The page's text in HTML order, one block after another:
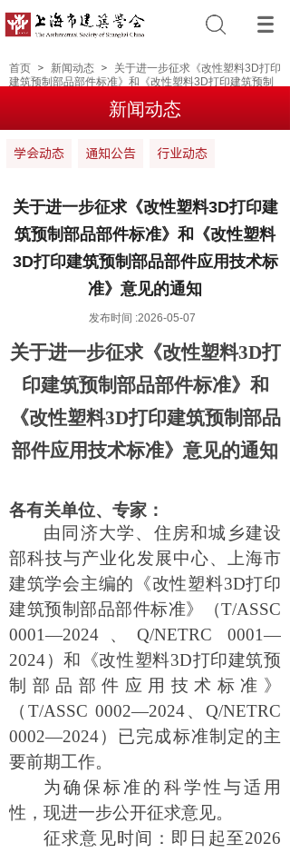
首页 ＞ 新闻动态 ＞
关于进一步征求《改性塑料3D打印
建筑预制部品部件标准》和《改性塑料3D打印建筑预制
新闻动态
学会动态 通知公告 行业动态
关于进一步征求《改性塑料3D打印建
筑预制部品部件标准》和《改性塑料
3D打印建筑预制部品部件应用技术标
准》意见的通知
发布时间 :2026-05-07
关于进一步征求《改性塑料3D打
印建筑预制部品部件标准》和
《改性塑料3D打印建筑预制部品
部件应用技术标准》意见的通知
各有关单位、专家：
由同济大学、 住房和城乡建设
部科技与产业化发展中心、
上海市
建筑学会主编的《改性塑料3D打印
建筑预制部品部件标准》 （T/ASSC
0001—2024、Q/NETRC 0001—
2024）和《改性塑料3D打印建筑预
制部品部件应用技术标准 》
（T/ASSC 0002—2024、 Q/NETRC
0002—2024） 已完成标准制定的主
要前期工作。
为确保标准的科学性与适用
性，现进一步公开征求意见。
征求意见时间：即日起至2026